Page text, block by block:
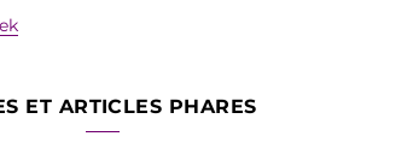
ET ARTICLES PHARES